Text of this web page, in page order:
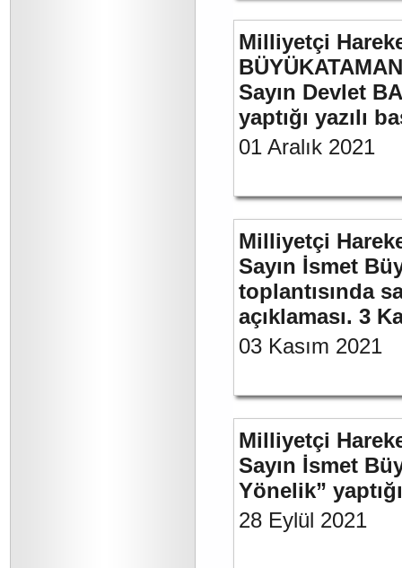
Milliyetçi
Sayın Devlet
yaptığı yazılı
01 Aralık 2021
Milliyetçi
Sayın İsmet
toplantısında
açıklaması. 3
03 Kasım 2021
Milliyetçi
Sayın İsmet
Yönelik”
28 Eylül 2021